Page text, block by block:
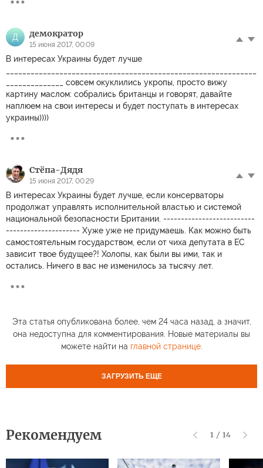
Д демократор
15 июня 2017, 00:09
В интересах Украины будет лучше
______________ совсем окуклились укропы, просто вижу
картину маслом: собрались британцы и говорят, давайте
наплюем на свои интересы и будет поступать в интересах
украины))))
Стёпа-Дядя
15 июня 2017, 00:29
В интересах Украины будет лучше, если консерваторы
продолжат управлять исполнительной властью и системой
национальной безопасности Британии. --------------------------
--------------------- Хуже уже не придумаешь. Как можно быть
самостоятельным государством, если от чиха депутата в ЕС
зависит твое будущее?! Холопы, как были вы ими, так и
остались. Ничего в вас не изменилось за тысячу лет.
Эта статья опубликована более, чем 24 часа назад, а значит,
она недоступна для комментирования. Новые материалы вы
можете найти на главной странице.
ЗАГРУЗИТЬ ЕЩЕ
Рекомендуем 1 / 14